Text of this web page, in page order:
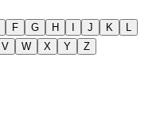
F G H J K
L
V W X Y Z